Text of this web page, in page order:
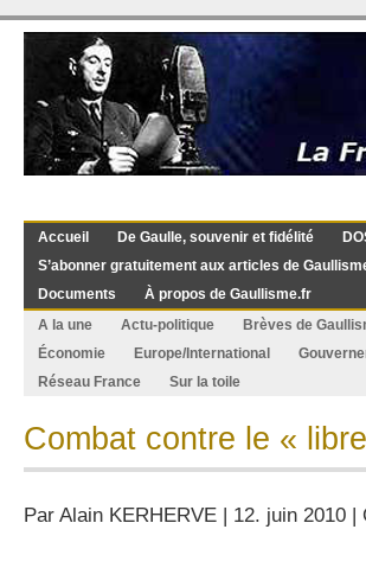
Accueil De Gaulle, souvenir et fidélité
S’abonner gratuitement aux articles de
Documents
À propos de Gaullisme.fr
A la une
Actu-politique Brèves de
Économie
Europe/International
Réseau France
Sur la toile
Combat contre le «
Par Alain KERHERVE | 12. juin 2010 |